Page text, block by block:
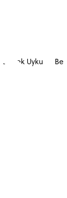
Bebek Uyku